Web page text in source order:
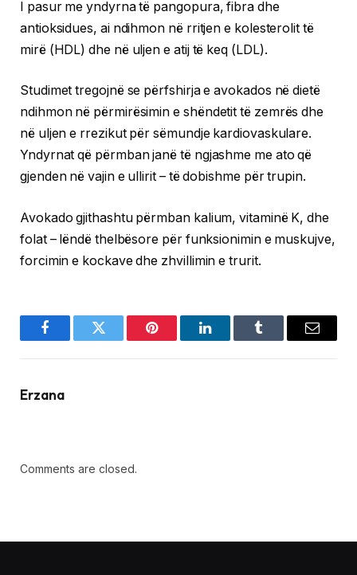
I pasur me yndyrna të pangopura, fibra dhe
antioksidues, ai ndihmon në rritjen e kolesterolit të
mirë (HDL) dhe në uljen e atij të keq (LDL).
Studimet tregojnë se përfshirja e avokados në dietë
ndihmon në përmirësimin e shëndetit të zemrës dhe
në uljen e rrezikut për sëmundje kardiovaskulare.
Yndyrnat që përmban janë të ngjashme me ato që
gjenden në vajin e ullirit – të dobishme për trupin.
Avokado gjithashtu përmban kalium, vitaminë K, dhe
folat – lëndë thelbësore për funksionimin e muskujve,
forcimin e kockave dhe zhvillimin e trurit.
FacebookTwitter Pinterest LinkedInTumblr Email
Erzana
Comments are closed.